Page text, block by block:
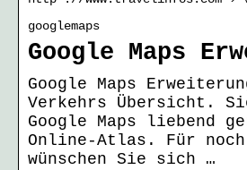
googlemaps
Google Maps
Google Maps
Verkehrs Übersicht.
Google Maps liebend
Online-Atlas. Für noch
wünschen Sie sich …